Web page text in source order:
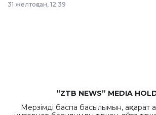
республиканского
31 желтоқсан, 12:39
“ZTB NEWS” MEDIA
Мерзімді баспа басылымын, ақпарат